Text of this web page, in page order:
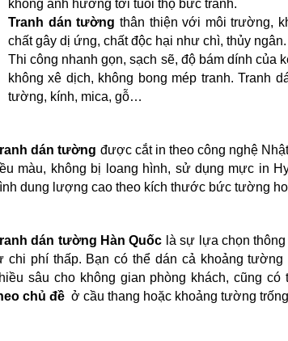
không ảnh hưởng tới tuổi thọ bức tranh.
Tranh dán tường thân thiện với môi trường,
chất gây dị ứng, chất độc hại như chì, thủy ngân.
Thi công nhanh gọn, sạch sẽ, độ bám dính của
không xê dịch, không bong mép tranh. Tranh
tường, kính, mica, gỗ…
dán tường được cắt in theo công nghệ
màu, không bị loang hình, sử dụng mực in
dung lượng cao theo kích thước bức tường
dán tường Hàn Quốc là sự lựa chọn
chi phí thấp. Bạn có thể dán cả khoảng tường
sâu cho không gian phòng khách, cũng
chủ đề ở cầu thang hoặc khoảng tường